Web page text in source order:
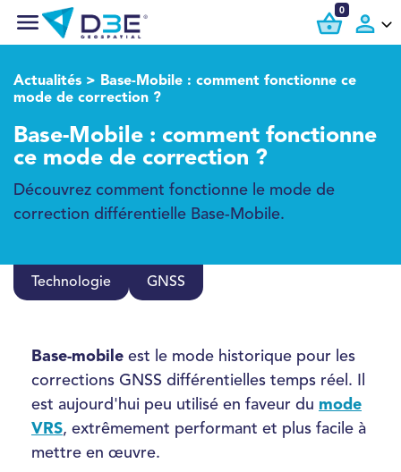
0
Actualités > Base-Mobile : comment fonctionne ce
mode de correction ?
Base-Mobile : comment fonctionne
ce mode de correction ?
Découvrez comment fonctionne le mode de
correction différentielle Base-Mobile.
Technologie GNSS
Base-mobile est le mode historique pour les
corrections GNSS différentielles temps réel. Il
est aujourd'hui peu utilisé en faveur du mode
VRS, extrêmement performant et plus facile à
mettre en œuvre.